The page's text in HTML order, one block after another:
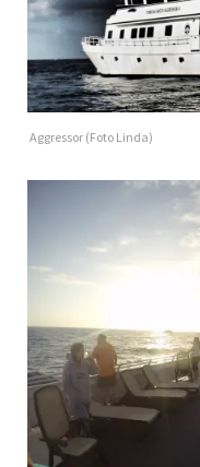
Aggressor (Foto Linda)